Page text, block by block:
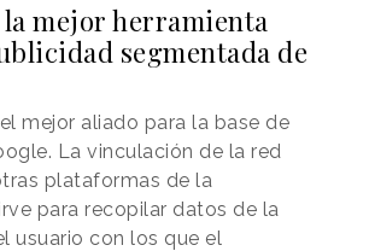
la mejor herramienta
segmentada de
mejor aliado para la base de
La vinculación de la red
plataformas de la
para recopilar datos de la
usuario con los que el